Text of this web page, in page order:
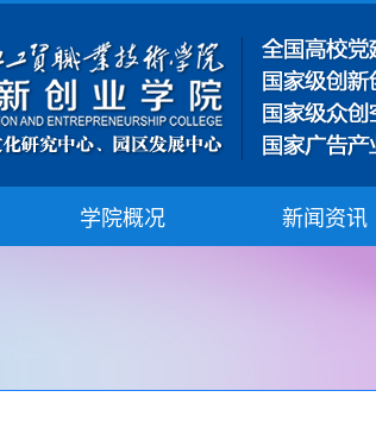
学院概况 新闻资讯